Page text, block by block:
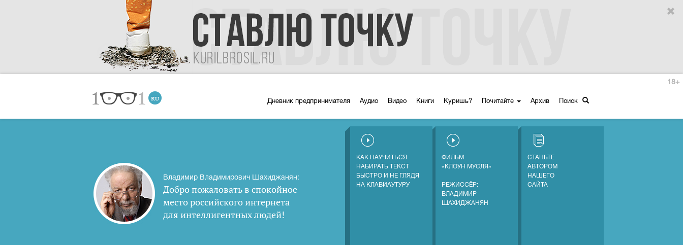
Дневник предпринимателя Аудио Видео Книги Куришь? Почитайте Архив Поиск
18+
Владимир Владимирович Шахиджанян:
Добро пожаловать в спокойное
место российского интернета
для интеллигентных людей!
КАК НАУЧИТЬСЯ
НАБИРАТЬ ТЕКСТ
БЫСТРО И НЕ ГЛЯДЯ
НА КЛАВИАУТУРУ
ФИЛЬМ
«КЛОУН МУСЛЯ»
РЕЖИССЁР:
ВЛАДИМИР
ШАХИДЖАНЯН
СТАНЬТЕ
АВТОРОМ
НАШЕГО
САЙТА